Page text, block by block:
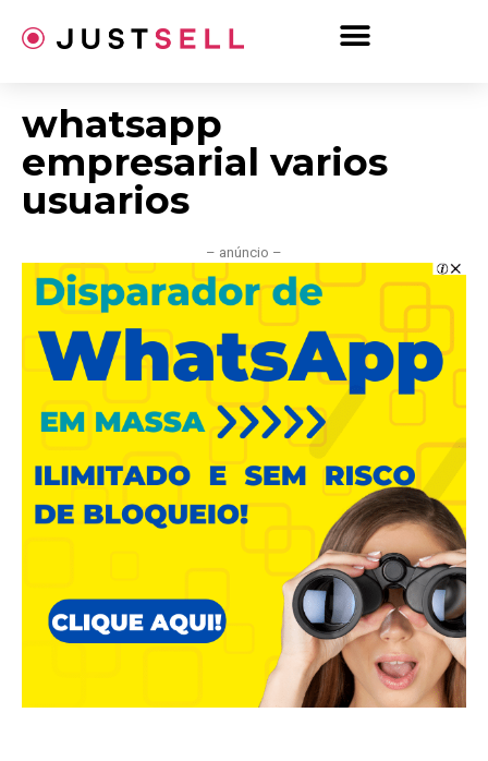
para
whatsapp
empresarial varios
usuarios
– anúncio –